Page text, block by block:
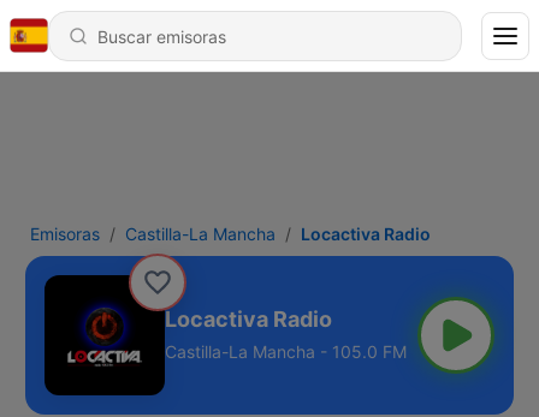
Emisoras Castilla-La Mancha Locactiva Radio
Locactiva Radio
Castilla-La Mancha - 105.0 FM